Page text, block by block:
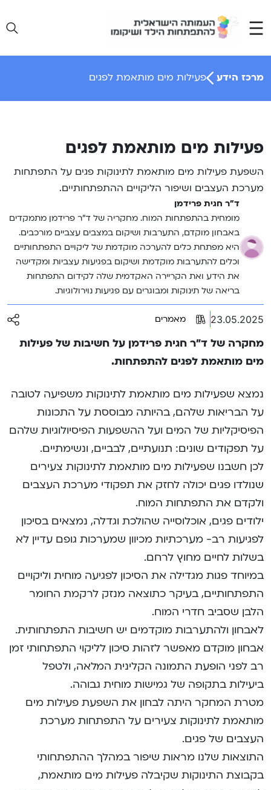
content
מרכז הידע פעילות מים מותאמת לפגים
פעילות מים מותאמת לפגים
השפעת פעילות מים מותאמת לתינוקות פגים על התפתחות
מערכת העצבים ושיפור הליקויים ההתפתחותיים.
ד"ר חגית פרידמן
מומחית בהתפתחות המוח. מחקריה של ד”ר פרידמן מתמקדים
באבחון מוקדם, התערבות ושיקום במצבים עצביים מורכבים.
היא מפתחת כלים להערכה מוקדמת של ליקויים התפתחותיים
וכלים להתערבות מוקדמת ושיקום בפגיעות עצביות ומקדישה
את הידע ואת הקריירה האקדמית שלה לקידום התפתחות
בריאה של תינוקות ומבוגרים עם פגיעות נוירולוגיות.
23.05.2025 מאמרים
מחקרה של ד”ר חגית פרידמן על חשיבות של פעילות
מים מותאמת לפגים להתפתחות.
נמצא שפעילות מים מותאמת לתינוקות משפיעה לטובה
על הבריאות שלהם, בהיותה מבוססת על התכונות
הפיסיקליות של המים ועל ההשפעות הפיסיולוגיות שלהם
על תפקודים שונים: תנועתיים, לבביים, ונשימתיים.
לכן חשבנו שפעילות מים מותאמת לתינוקות צעירים
שנולדו פגים יכולה לחזק את תפקודי מערכת העצבים
ולקדם את התפתחות המוח.
ילודים פגים, אוכלוסייה שהולכת וגדלה, נמצאים בסיכון
לפגיעות רב- מערכתיות מכיוון שמערכות גופם עדיין לא
בשלות לחיים מחוץ לרחם.
במיוחד פגות מגדילה את הסיכון לפגיעה מוחית וליקויים
התפתחותיים, בעיקר כתוצאה מנזק לרקמת החומר
הלבן שסביב חדרי המוח.
לאבחון ולהתערבות מוקדמים יש חשיבות התפתחותית.
אבחון מוקדם מאפשר לזהות סיכון לליקוי התפתחותי זמן
רב לפני הופעת התמונה הקלינית המלאה, ולטפל
ביעילות בתקופה של גמישות מוחית גבוהה.
מטרת המחקר היתה לבחון את השפעת פעילות מים
מותאמת לתינוקות צעירים על התפתחות מערכת
העצבים של פגים.
התוצאות שלנו מראות שיפור במהלך ההתפתחותי
בקבוצת התינוקות שקיבלה פעילות מים מותאמת,